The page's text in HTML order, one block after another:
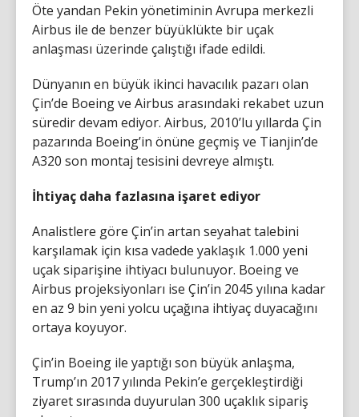
Öte yandan Pekin yönetiminin Avrupa merkezli
Airbus ile de benzer büyüklükte bir uçak
anlaşması üzerinde çalıştığı ifade edildi.
Dünyanın en büyük ikinci havacılık pazarı olan
Çin’de Boeing ve Airbus arasındaki rekabet uzun
süredir devam ediyor. Airbus, 2010’lu yıllarda Çin
pazarında Boeing’in önüne geçmiş ve Tianjin’de
A320 son montaj tesisini devreye almıştı.
İhtiyaç daha fazlasına işaret ediyor
Analistlere göre Çin’in artan seyahat talebini
karşılamak için kısa vadede yaklaşık 1.000 yeni
uçak siparişine ihtiyacı bulunuyor. Boeing ve
Airbus projeksiyonları ise Çin’in 2045 yılına kadar
en az 9 bin yeni yolcu uçağına ihtiyaç duyacağını
ortaya koyuyor.
Çin’in Boeing ile yaptığı son büyük anlaşma,
Trump’ın 2017 yılında Pekin’e gerçekleştirdiği
ziyaret sırasında duyurulan 300 uçaklık sipariş